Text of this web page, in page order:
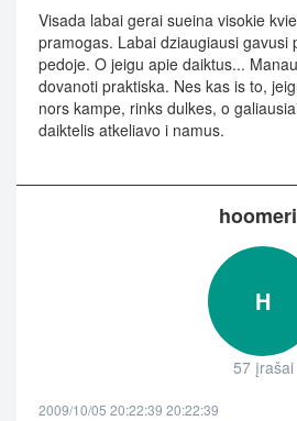
Visada labai gerai sueina visokie
pramogas. Labai dziaugiausi gavusi
pedoje. O jeigu apie daiktus...
dovanoti praktiska. Nes kas is to,
nors kampe, rinks dulkes, o
daiktelis atkeliavo i namus.
H
57 įrašai
2009/10/05 20:22:39 20:22:39